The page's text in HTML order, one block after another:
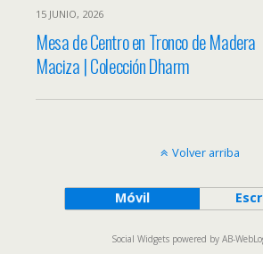
15 JUNIO, 2026
Mesa de Centro en Tronco de Madera
Maciza | Colección Dharm
Volver arriba
Móvil
Social Widgets powered by AB-